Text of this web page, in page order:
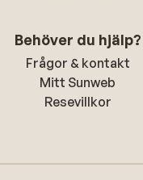
Behöver du hjälp?
Frågor & kontakt
Mitt Sunweb
Resevillkor